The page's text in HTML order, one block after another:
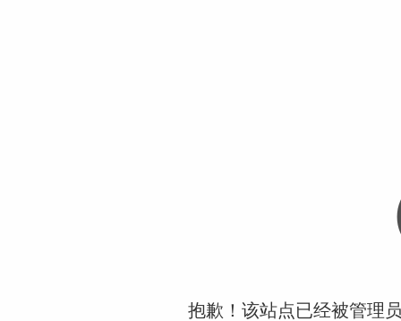
抱歉！该站点已经被管理